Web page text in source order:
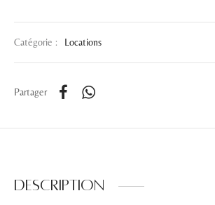
Catégorie : Locations
Partager
Description